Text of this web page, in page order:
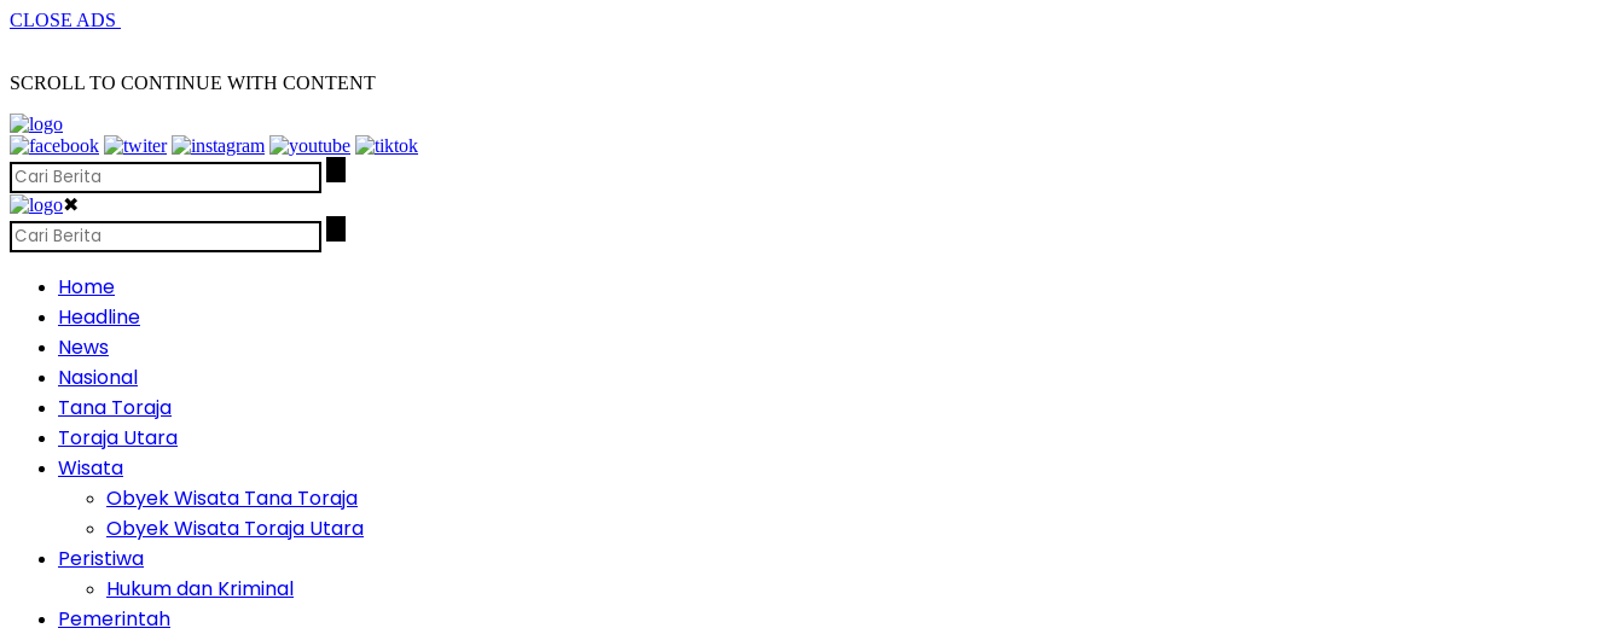
CLOSE ADS
SCROLL TO CONTINUE WITH CONTENT
✖
Home
Headline
News
Nasional
Tana Toraja
Toraja Utara
Wisata
Obyek Wisata Tana Toraja
Obyek Wisata Toraja Utara
Peristiwa
Hukum dan Kriminal
Pemerintah